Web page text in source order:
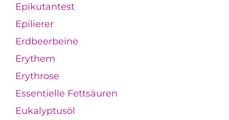
Epikutantest
Epilierer
Erdbeerbeine
Erythem
Erythrose
Essentielle Fettsäuren
Eukalyptusöl